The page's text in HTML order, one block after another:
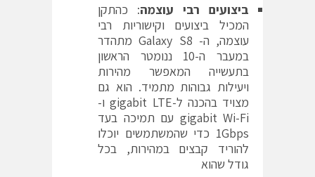
ביצועים רבי עוצמה: כהתקן
המכיל ביצועים וקישוריות רבי
עוצמה, ה- Galaxy S8 מתהדר
במעבר ה-10 ננומטר הראשון
בתעשייה המאפשר מהירות
ויעילות גבוהות מתמיד. הוא גם
מצויד בהכנה ל-gigabit LTE ו-
gigabit Wi-Fi עם תמיכה בעד
1Gbps כדי שהמשתמשים יוכלו
להוריד קבצים במהירות, בכל
גודל שהוא